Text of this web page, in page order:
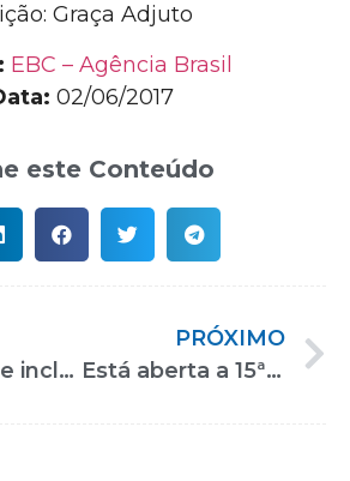
Graça Adjuto
EBC – Agência Brasil
02/06/2017
este Conteúdo
Mercado de inclusão traz novas tecnologias para aumentar a qualidade de vida
PRÓXIMO
Está aberta a 15ª edição da REATECH